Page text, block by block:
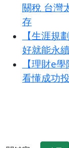
關稅 台灣
存
【生涯規
好就能永
【理財e
看懂成功